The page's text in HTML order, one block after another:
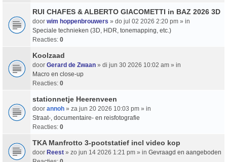
RUI CHAFES & ALBERTO GIACOMETTI in BAZ 2026 3D
door wim hoppenbrouwers » do jul 02 2026 2:20 pm » in
Speciale technieken (3D, HDR, tonemapping, etc.)
Reacties: 0
Koolzaad
door Gerard de Zwaan » di jun 30 2026 10:02 am » in
Macro en close-up
Reacties: 0
stationnetje Heerenveen
door annoh » za jun 20 2026 10:03 pm » in
Straat-, documentaire- en reisfotografie
Reacties: 0
TKA Manfrotto 3-pootstatief incl video kop
door Reest » zo jun 14 2026 1:21 pm » in Gevraagd en aangeboden